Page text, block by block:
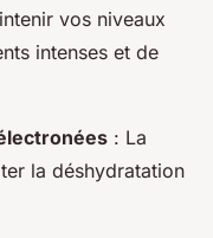
vos niveaux
intenses et de
: La
la déshydratation